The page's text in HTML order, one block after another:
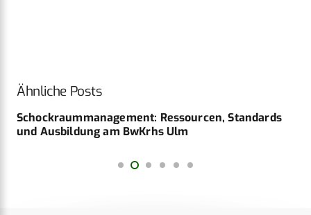
Ähnliche Posts
Schockraummanagement: Ressourcen, Standards
und Ausbildung am BwKrhs Ulm